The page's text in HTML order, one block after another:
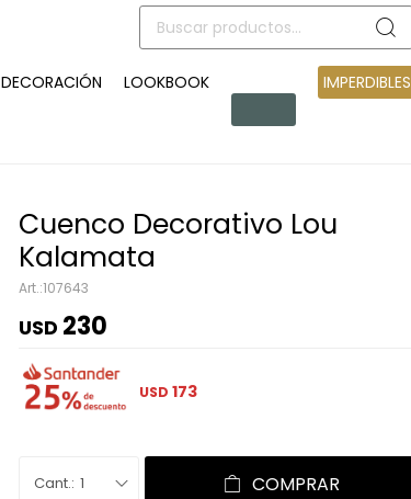
DECORACIÓN LOOKBOOK IMPERDIBLES
Cuenco Decorativo Lou
Kalamata
107643
USD 230
USD 173
1 COMPRAR